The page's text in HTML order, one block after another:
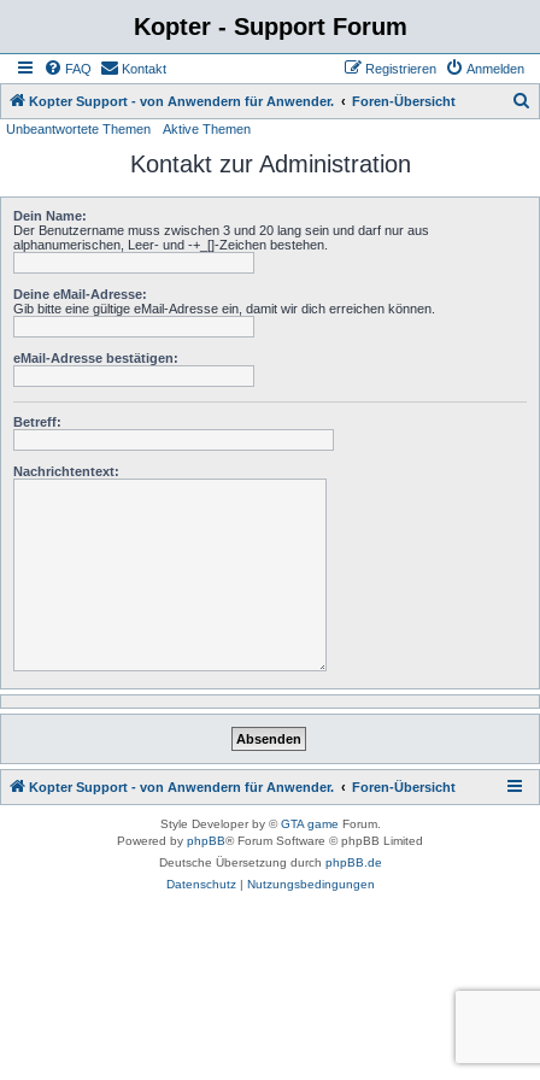
Kopter - Support Forum
FAQ Kontakt Anmelden
Registrieren
Kopter Support - von Anwendern für Anwender. Foren-Übersicht
Unbeantwortete Themen Aktive Themen
Kontakt zur Administration
Dein Name:
Der Benutzername muss zwischen 3 und 20 lang sein und darf nur aus
alphanumerischen, Leer- und -+_[]-Zeichen bestehen.
Deine eMail-Adresse:
Gib bitte eine gültige eMail-Adresse ein, damit wir dich erreichen können.
eMail-Adresse bestätigen:
Betreff:
Nachrichtentext:
Kopter Support - von Anwendern für Anwender. Foren-Übersicht
Style Developer by ©GTA game Forum.
Powered by phpBB® Forum Software © phpBB Limited
Deutsche Übersetzung durch phpBB.de
Datenschutz| Nutzungsbedingungen